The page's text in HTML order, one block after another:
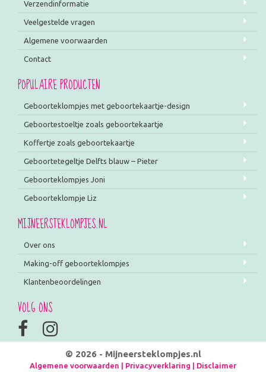
Verzendinformatie
Veelgestelde vragen
Algemene voorwaarden
Contact
POPULAIRE PRODUCTEN
Geboorteklompjes met geboortekaartje-design
Geboortestoeltje zoals geboortekaartje
Koffertje zoals geboortekaartje
Geboortetegeltje Delfts blauw – Pieter
Geboorteklompjes Joni
Geboorteklompje Liz
MIJNEERSTEKLOMPJES.NL
Over ons
Making-off geboorteklompjes
Klantenbeoordelingen
VOLG ONS
© 2026 - Mijneersteklompjes.nl
Algemene voorwaarden Privacyverklaring Disclaimer